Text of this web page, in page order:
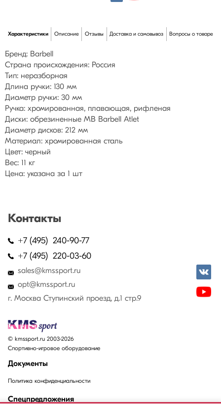
Характеристики Описание Отзывы Доставка и самовывоз Вопросы о товаре
Бренд: Barbell
Страна происхождения: Россия
Тип: неразборная
Длина ручки: 130 мм
Диаметр ручки: 30 мм
Ручка: хромированная, плавающая, рифленая
Диски: обрезиненные MB Barbell Atlet
Диаметр дисков: 212 мм
Материал: хромированная сталь
Цвет: черный
Вес: 11 кг
Цена: указана за 1 шт
Контакты
+7 (495) 240-90-77
+7 (495) 220-03-60
sales@kmssport.ru
opt@kmssport.ru
г. Москва Ступинский проезд, д.1 стр.9
© kmssport.ru 2003-2026
Спортивно-игровое оборудование
Документы
Политика конфиденциальности
Спецпредложения